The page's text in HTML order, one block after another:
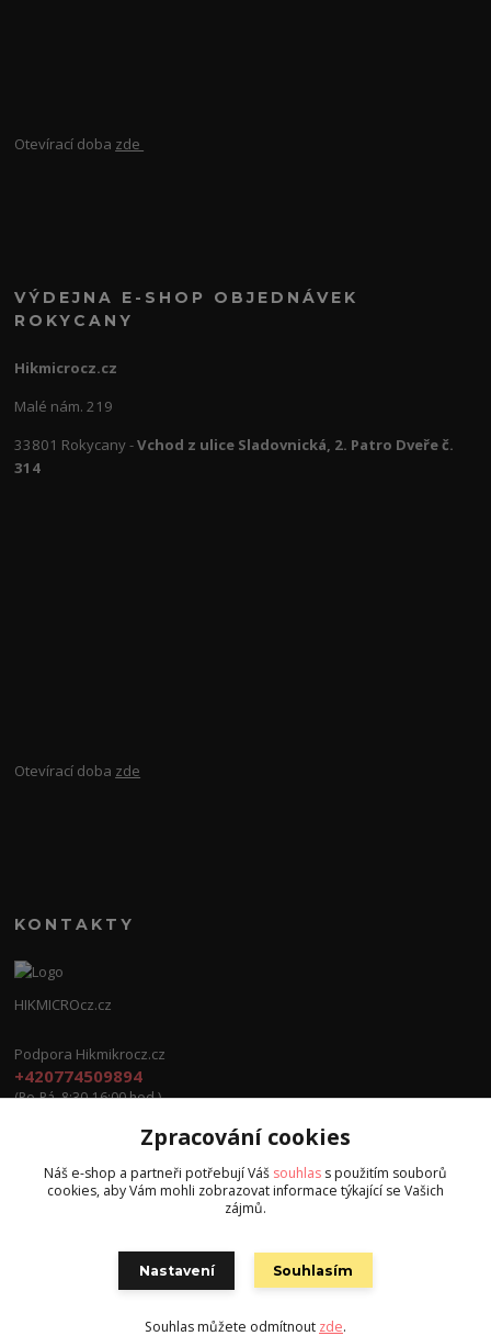
Otevírací doba zde
VÝDEJNA E-SHOP OBJEDNÁVEK
ROKYCANY
Hikmicrocz.cz
Malé nám. 219
33801 Rokycany -Vchod z ulice Sladovnická, 2. Patro Dveře č.
314
Otevírací doba zde
KONTAKTY
HIKMICROcz.cz
Podpora Hikmikrocz.cz
+420774509894
(Po-Pá, 8:30-16:00 hod.)
info@hikmicrocz.cz
Zpracování cookies
Náš e-shop a partneři potřebují Váš souhlas s použitím souborů
cookies, aby Vám mohli zobrazovat informace týkající se Vašich
zájmů.
Nastavení Souhlasím
Souhlas můžete odmítnout zde.